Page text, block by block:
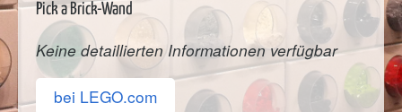
Pick a Brick-Wand
Keine detaillierten Informationen verfügbar
bei LEGO.com